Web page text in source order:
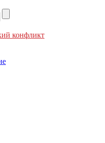
конфликт